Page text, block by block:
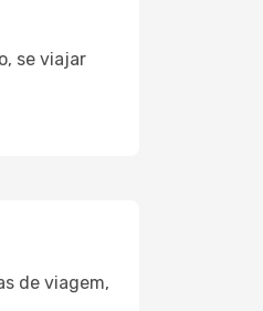
se viajar
de viagem,